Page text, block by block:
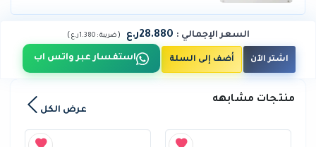
السعر الإجمالي : 28.880ر.ع (ضريبة :1.380ر.ع )
اشتر الآن أضف إلى السلة استفسار عبر واتس اب
منتجات مشابهه
عرض الكل